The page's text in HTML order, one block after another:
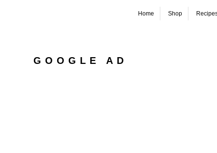
Home Shop
GOOGLE AD